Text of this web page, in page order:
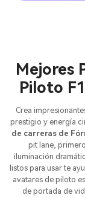
Mejores
Piloto
Crea
prestigio y energía
de carreras de
pit lane,
iluminación
listos para usar te
avatares de piloto
de portada de